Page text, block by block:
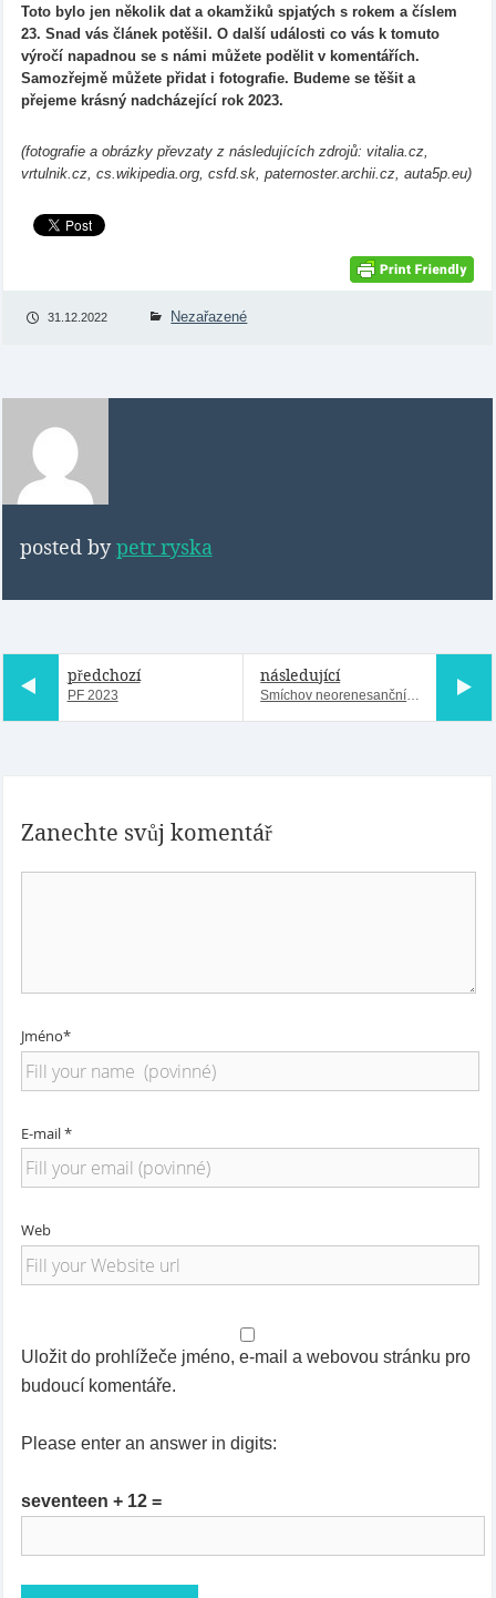
Toto bylo jen několik dat a okamžiků spjatých s rokem a číslem
23. Snad vás článek potěšil. O další události co vás k tomuto
výročí napadnou se s námi můžete podělit v komentářích.
Samozřejmě můžete přidat i fotografie. Budeme se těšit a
přejeme krásný nadcházející rok 2023.
(fotografie a obrázky převzaty z následujících zdrojů: vitalia.cz,
vrtulnik.cz, cs.wikipedia.org, csfd.sk, paternoster.archii.cz, auta5p.eu)
31.12.2022 Nezařazené
posted bypetr ryska
předchozí
PF 2023
následující
Smíchov neorenesanční, secesní a moderní
Zanechte svůj komentář
Jméno*
E-mail *
Web
Uložit do prohlížeče jméno, e-mail a webovou stránku pro
budoucí komentáře.
Please enter an answer in digits:
seventeen + 12 =